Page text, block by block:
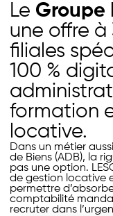
Le Groupe
une offre à
filiales
100 %
formation
locative.
Dans un métier
de Biens (ADB), la
pas une option.
de gestion locative
permettre
comptabilité
recruter dans